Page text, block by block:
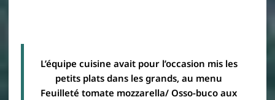
L’équipe cuisine avait pour l’occasion mis les
petits plats dans les grands, au menu
Feuilleté tomate mozzarella/ Osso-buco aux